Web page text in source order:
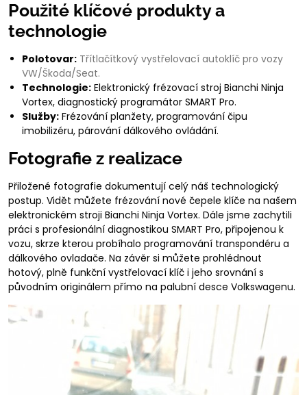
Použité klíčové produkty a
technologie
Polotovar: Třítlačítkový vystřelovací autoklíč pro vozy
VW/Škoda/Seat.
Technologie: Elektronický frézovací stroj Bianchi Ninja
Vortex, diagnostický programátor SMART Pro.
Služby: Frézování planžety, programování čipu
imobilizéru, párování dálkového ovládání.
Fotografie z realizace
Přiložené fotografie dokumentují celý náš technologický
postup. Vidět můžete frézování nové čepele klíče na našem
elektronickém stroji Bianchi Ninja Vortex. Dále jsme zachytili
práci s profesionální diagnostikou SMART Pro, připojenou k
vozu, skrze kterou probíhalo programování transpondéru a
dálkového ovladače. Na závěr si můžete prohlédnout
hotový, plně funkční vystřelovací klíč i jeho srovnání s
původním originálem přímo na palubní desce Volkswagenu.